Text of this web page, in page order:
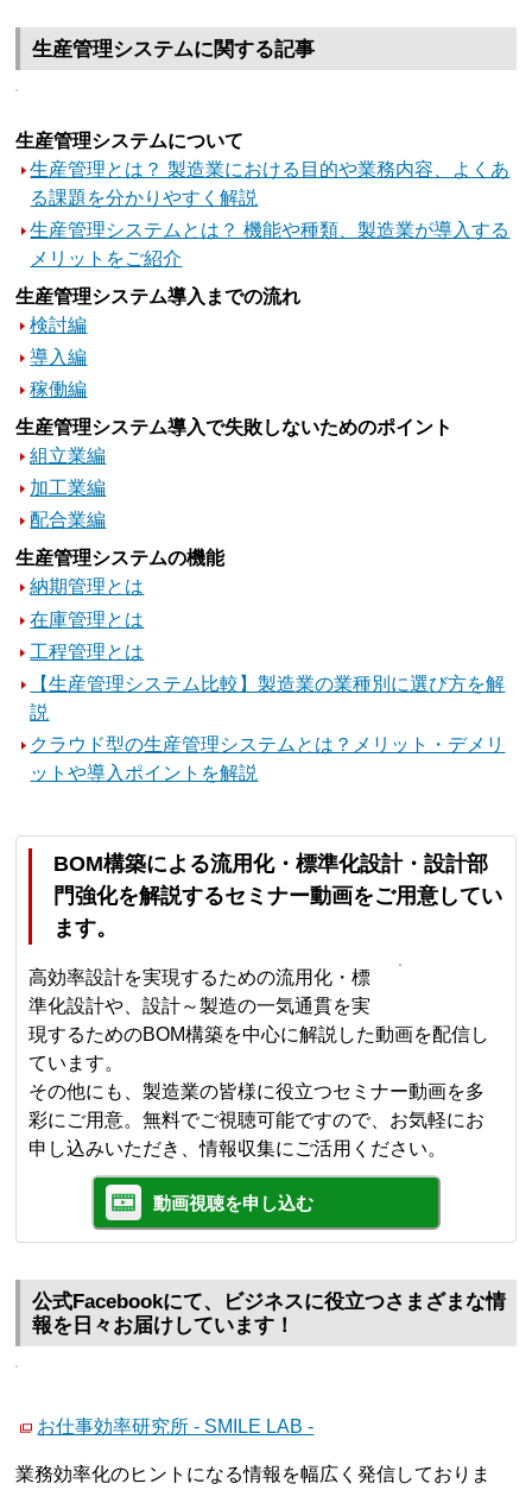
生産管理システムに関する記事
生産管理システムについて
生産管理とは？ 製造業における目的や業務内容、よくあ
る課題を分かりやすく解説
生産管理システムとは？ 機能や種類、製造業が導入する
メリットをご紹介
生産管理システム導入までの流れ
検討編
導入編
稼働編
生産管理システム導入で失敗しないためのポイント
組立業編
加工業編
配合業編
生産管理システムの機能
納期管理とは
在庫管理とは
工程管理とは
【生産管理システム比較】製造業の業種別に選び方を解
説
クラウド型の生産管理システムとは？メリット・デメリ
ットや導入ポイントを解説
BOM構築による流用化・標準化設計・設計部
門強化を解説するセミナー動画をご用意してい
ます。
高効率設計を実現するための流用化・標
準化設計や、設計～製造の一気通貫を実
現するためのBOM構築を中心に解説した動画を配信し
ています。
その他にも、製造業の皆様に役立つセミナー動画を多
彩にご用意。無料でご視聴可能ですので、お気軽にお
申し込みいただき、情報収集にご活用ください。
動画視聴を申し込む
公式Facebookにて、ビジネスに役立つさまざまな情
報を日々お届けしています！
お仕事効率研究所 - SMILE LAB -
業務効率化のヒントになる情報を幅広く発信しておりま